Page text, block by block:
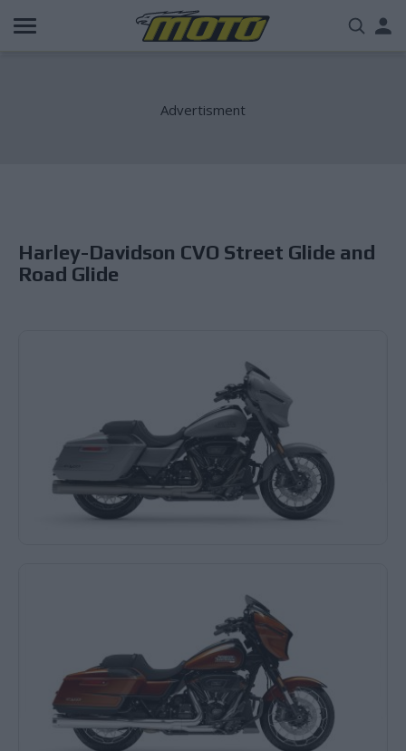
Παράκαμψη
προς
Harley-Davidson CVO Street Glide and
Road Glide